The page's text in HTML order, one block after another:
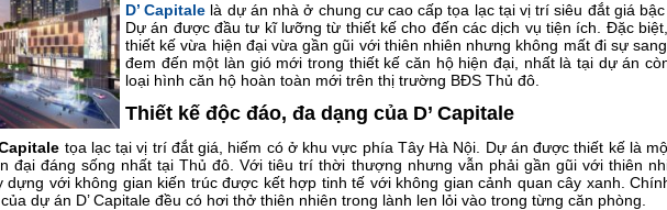
D’ Capitale là dự án nhà ở chung cư cao cấp tọa lạc tại vị trí siêu đắt giá bậc
Dự án được đầu tư kĩ lưỡng từ thiết kế cho đến các dịch vụ tiện ích. Đặc
thiết kế vừa hiện đại vừa gần gũi với thiên nhiên nhưng không mất đi sự
đem đến một làn gió mới trong thiết kế căn hộ hiện đại, nhất là tại dự án
loại hình căn hộ hoàn toàn mới trên thị trường BĐS Thủ đô.
Thiết kế độc đáo, đa dạng của D’ Capitale
Capitale tọa lạc tại vị trí đắt giá, hiếm có ở khu vực phía Tây Hà Nội. Dự án được thiết kế là
đại đáng sống nhất tại Thủ đô. Với tiêu trí thời thượng nhưng vẫn phải gần gũi với thiên
dựng với không gian kiến trúc được kết hợp tinh tế với không gian cảnh quan cây xanh.
dự án D’ Capitale đều có hơi thở thiên nhiên trong lành len lỏi vào trong từng căn phòng.